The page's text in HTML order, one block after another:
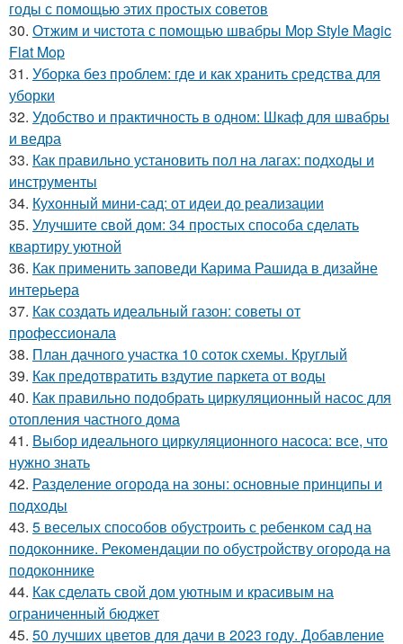
годы с помощью этих простых советов
30. Отжим и чистота с помощью швабры Mop Style Magic
Flat Mop
31. Уборка без проблем: где и как хранить средства для
уборки
32. Удобство и практичность в одном: Шкаф для швабры
и ведра
33. Как правильно установить пол на лагах: подходы и
инструменты
34. Кухонный мини-сад: от идеи до реализации
35. Улучшите свой дом: 34 простых способа сделать
квартиру уютной
36. Как применить заповеди Карима Рашида в дизайне
интерьера
37. Как создать идеальный газон: советы от
профессионала
38. План дачного участка 10 соток схемы. Круглый
39. Как предотвратить вздутие паркета от воды
40. Как правильно подобрать циркуляционный насос для
отопления частного дома
41. Выбор идеального циркуляционного насоса: все, что
нужно знать
42. Разделение огорода на зоны: основные принципы и
подходы
43. 5 веселых способов обустроить с ребенком сад на
подоконнике. Рекомендации по обустройству огорода на
подоконнике
44. Как сделать свой дом уютным и красивым на
ограниченный бюджет
45. 50 лучших цветов для дачи в 2023 году. Добавление